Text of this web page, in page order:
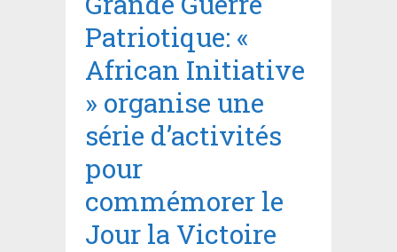
Patriotique: «
African Initiative
» organise une
série d’activités
pour
commémorer le
Jour la Victoire